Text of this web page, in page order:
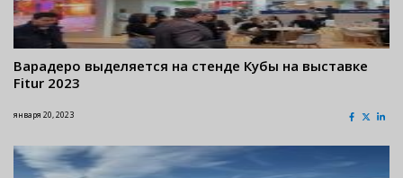
Варадеро выделяется на стенде Кубы на выставке
Fitur 2023
января 20, 2023